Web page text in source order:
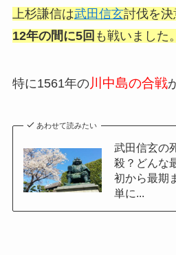
上杉謙信は武田信玄討伐を決
12年の間に5回 も戦いました。
特に1561年の川中島の合戦
あわせて読みたい
武田信玄の
殺？どんな
初から最期
単に...